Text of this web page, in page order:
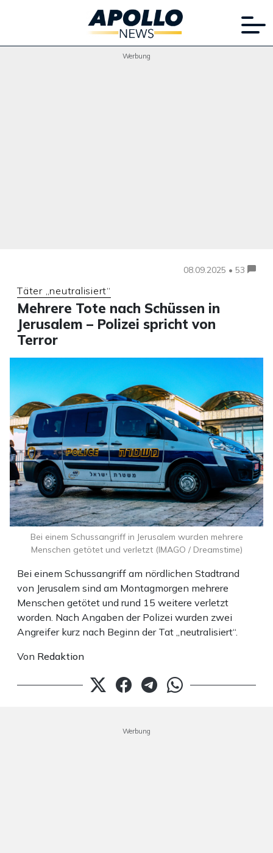
Werbung
08.09.2025 • 53
Täter „neutralisiert“
Mehrere Tote nach Schüssen in
Jerusalem – Polizei spricht von
Terror
Bei einem Schussangriff am nördlichen Stadtrand
von Jerusalem sind am Montagmorgen mehrere
Menschen getötet und rund 15 weitere verletzt
worden. Nach Angaben der Polizei wurden zwei
Angreifer kurz nach Beginn der Tat „neutralisiert“.
Von Redaktion
Bei einem Schussangriff in Jerusalem wurden mehrere
Menschen getötet und verletzt (IMAGO / Dreamstime)
Werbung